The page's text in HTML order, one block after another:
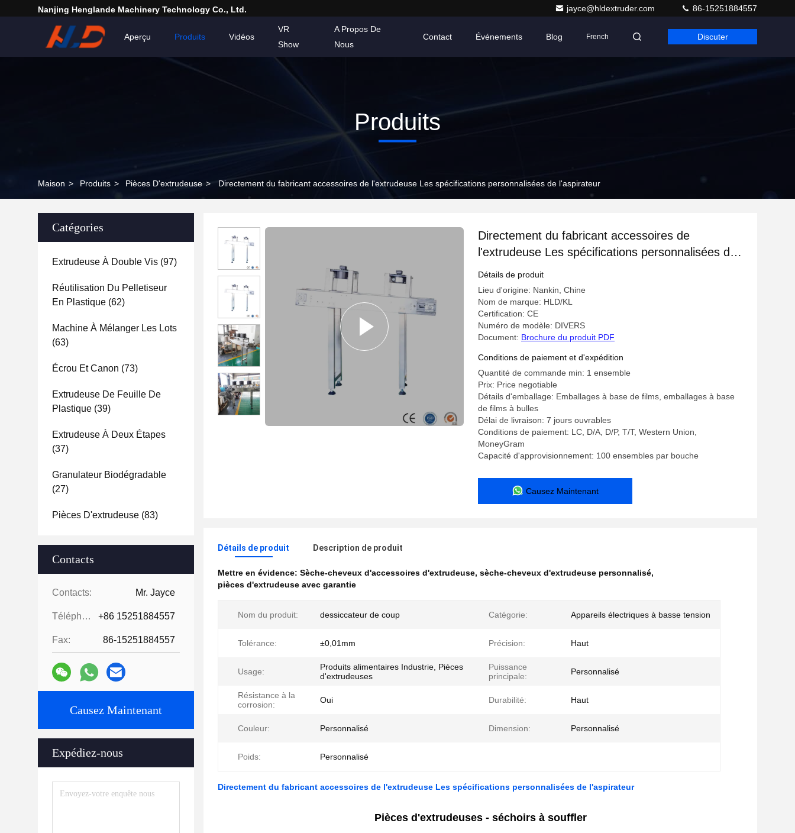
Nanjing Henglande Machinery Technology Co., Ltd. jayce@hldextruder.com 86-15251884557
Aperçu Produits Vidéos
VR
Show
A Propos De
Nous
Contact Événements Blog French Discuter
Produits
Maison > Produits > Pièces D'extrudeuse > Directement du fabricant accessoires de l'extrudeuse Les spécifications personnalisées de l'aspirateur
Catégories
Extrudeuse À Double Vis (97)
Réutilisation Du Pelletiseur
En Plastique (62)
Machine À Mélanger Les Lots
(63)
Écrou Et Canon (73)
Extrudeuse De Feuille De
Plastique (39)
Extrudeuse À Deux Étapes
(37)
Granulateur Biodégradable
(27)
Pièces D'extrudeuse (83)
Contacts
Contacts: Mr. Jayce
Téléphone: +86 15251884557
Fax: 86-15251884557
Causez Maintenant
Expédiez-nous
Directement du fabricant accessoires de
l'extrudeuse Les spécifications personnalisées de
l'aspirateur
Détails de produit
Lieu d'origine: Nankin, Chine
Nom de marque: HLD/KL
Certification: CE
Numéro de modèle: DIVERS
Document: Brochure du produit PDF
Conditions de paiement et d'expédition
Quantité de commande min: 1 ensemble
Prix: Price negotiable
Détails d'emballage: Emballages à base de films, emballages à base
de films à bulles
Délai de livraison: 7 jours ouvrables
Conditions de paiement: LC, D/A, D/P, T/T, Western Union,
MoneyGram
Capacité d'approvisionnement: 100 ensembles par bouche
Causez Maintenant
Détails de produit Description de produit
Mettre en évidence: Sèche-cheveux d'accessoires d'extrudeuse, sèche-cheveux d'extrudeuse personnalisé,
pièces d'extrudeuse avec garantie
Nom du produit: dessiccateur de coup Catégorie: Appareils électriques à basse tension
Tolérance: ±0,01mm Précision: Haut
Usage:
Produits alimentaires Industrie, Pièces
d'extrudeuses
Puissance
principale:
Personnalisé
Résistance à la
corrosion:
Oui Durabilité: Haut
Couleur: Personnalisé Dimension: Personnalisé
Poids: Personnalisé
Directement du fabricant accessoires de l'extrudeuse Les spécifications personnalisées de l'aspirateur
Pièces d'extrudeuses - séchoirs à souffler